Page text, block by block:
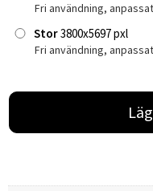
Fri användning,
Stor3800x5697 pxl
Fri användning,